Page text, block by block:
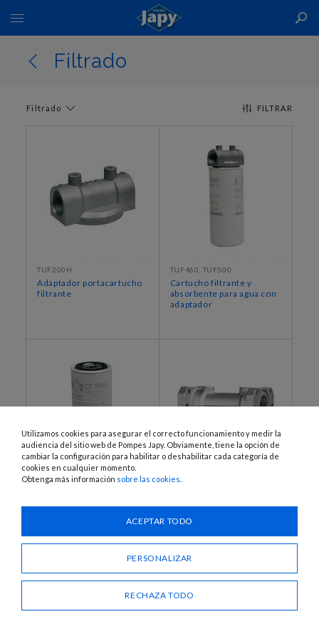
Toggle
Nav
Filtrado
FILTRAR
Filtrado
TUF200H
Adaptador portacartucho
filtrante
TUF460, TUF500
Cartucho filtrante y
absorbente para agua con
adaptador
TUF260HS, TUF300HS
absorbente para agua
TUF201H
filtrante
Utilizamos cookies para asegurar el correcto funcionamiento y medir la
audiencia del sitio web de Pompes Japy. Obviamente, tiene la opción de
cambiar la configuración para habilitar o deshabilitar cada categoría de
cookies en cualquier momento.
Obtenga más información sobre las cookies
ACEPTAR TODO
PERSONALIZAR
RECHAZA TODO